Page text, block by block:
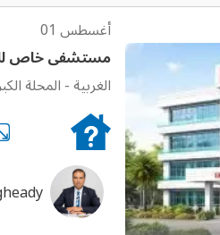
أغسطس 01
مستشفى خاص
الغربية - المحلة